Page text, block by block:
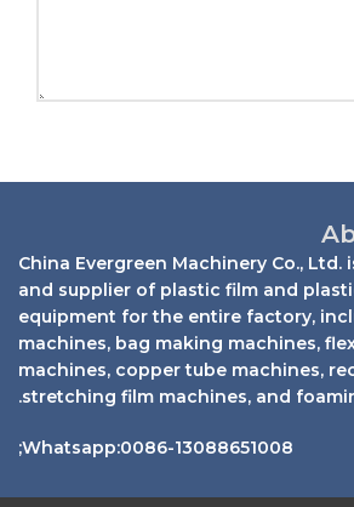
China Evergreen Machinery Co., Ltd.
and supplier of plastic film and
equipment for the entire factory,
machines, bag making machines,
machines, copper tube machines,
stretching film machines, and
Whatsapp:0086-13088651008;